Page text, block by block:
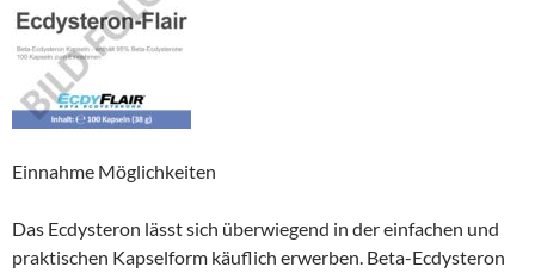
Einnahme Möglichkeiten
Das Ecdysteron lässt sich überwiegend in der einfachen und
praktischen Kapselform käuflich erwerben. Beta-Ecdysteron